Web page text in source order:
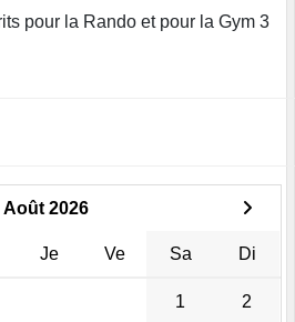
pour la Rando et pour la Gym 3
Août 2026
Je Ve Sa Di
1 2